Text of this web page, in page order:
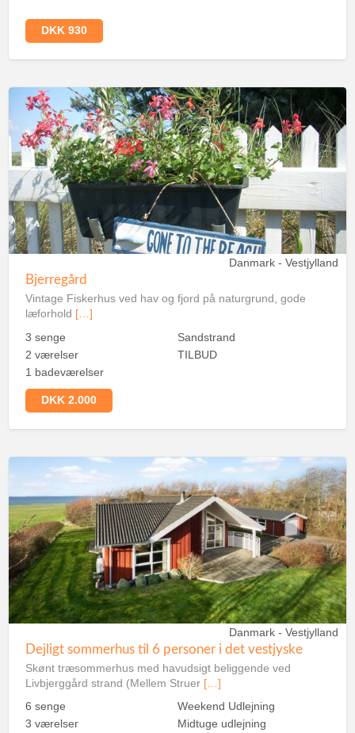
DKK 930
Danmark - Vestjylland
Bjerregård
Vintage Fiskerhus ved hav og fjord på naturgrund, gode
læforhold […]
3 senge
2 værelser
1 badeværelser
Sandstrand
TILBUD
DKK 2.000
Danmark - Vestjylland
Dejligt sommerhus til 6 personer i det vestjyske
Skønt træsommerhus med havudsigt beliggende ved
Livbjerggård strand (Mellem Struer […]
6 senge
3 værelser
Weekend Udlejning
Midtuge udlejning